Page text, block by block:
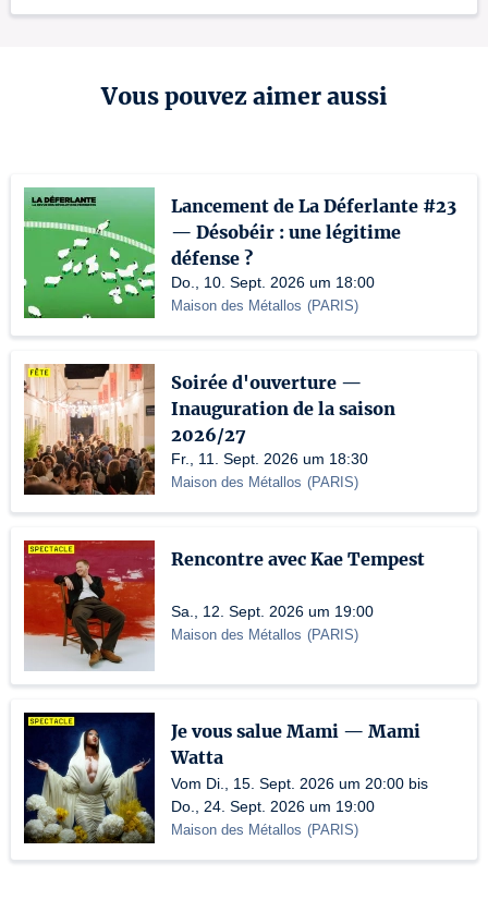
Vous pouvez aimer aussi
Lancement de La Déferlante #23
— Désobéir : une légitime
défense ?
Do., 10. Sept. 2026 um 18:00
Maison des Métallos (PARIS)
Soirée d'ouverture —
Inauguration de la saison
2026/27
Fr., 11. Sept. 2026 um 18:30
Maison des Métallos (PARIS)
Rencontre avec Kae Tempest
Sa., 12. Sept. 2026 um 19:00
Maison des Métallos (PARIS)
Je vous salue Mami — Mami
Watta
Vom Di., 15. Sept. 2026 um 20:00 bis
Do., 24. Sept. 2026 um 19:00
Maison des Métallos (PARIS)